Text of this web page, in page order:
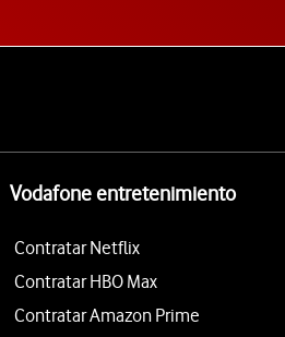
Vodafone entretenimiento
Contratar Netflix
Contratar HBO Max
Contratar Amazon Prime